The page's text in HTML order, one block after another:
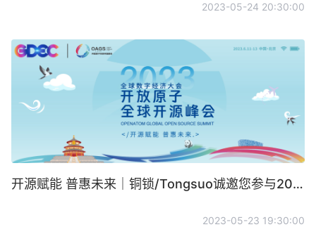
2023-05-24 20:30:00
开源赋能 普惠未来｜铜锁/Tongsuo诚邀您参与2023开放原子全球开源峰会
2023-05-23 19:30:00